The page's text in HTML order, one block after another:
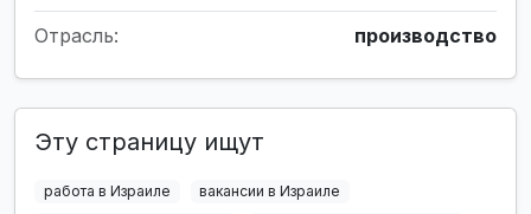
Отрасль: производство
Эту страницу ищут
работа в Израиле
вакансии в Израиле